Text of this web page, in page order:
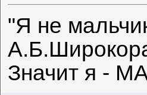
"Я не
Значит я -